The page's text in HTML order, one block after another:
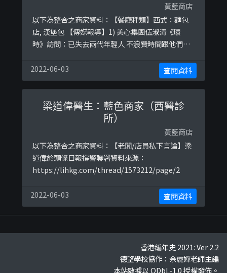
黃藍商店
以下為整合之商家資料：【餐廳種類】西式：麵包
店, 漢堡包 【傳媒報導】1) 美心集團伍淑清《環
時》訪問：已失去兩代年輕人 不浪費時間跟他們說
http://bit.do/frpKAhttp://bit.do/frpK5http://
bit.do/frpLRhttps://hk.finance.appledaily.com
/finance/realtime/article/2018 ...
2022-06-03 查閱資料
梁道偉醫生：藍色商家（西醫診
所）
黃藍商店
以下為整合之商家資料：【老闆/店員私下言論】梁
道偉於頭條日報撐警聯署資料來源：
https://lihkg.com/thread/1573212/page/2
2022-06-03 查閱資料
香港編年史 2021: Ver 2.2
德望學校協作：余麗嬋老師主編
本站數據以 ODbL-1.0 授權發佈。